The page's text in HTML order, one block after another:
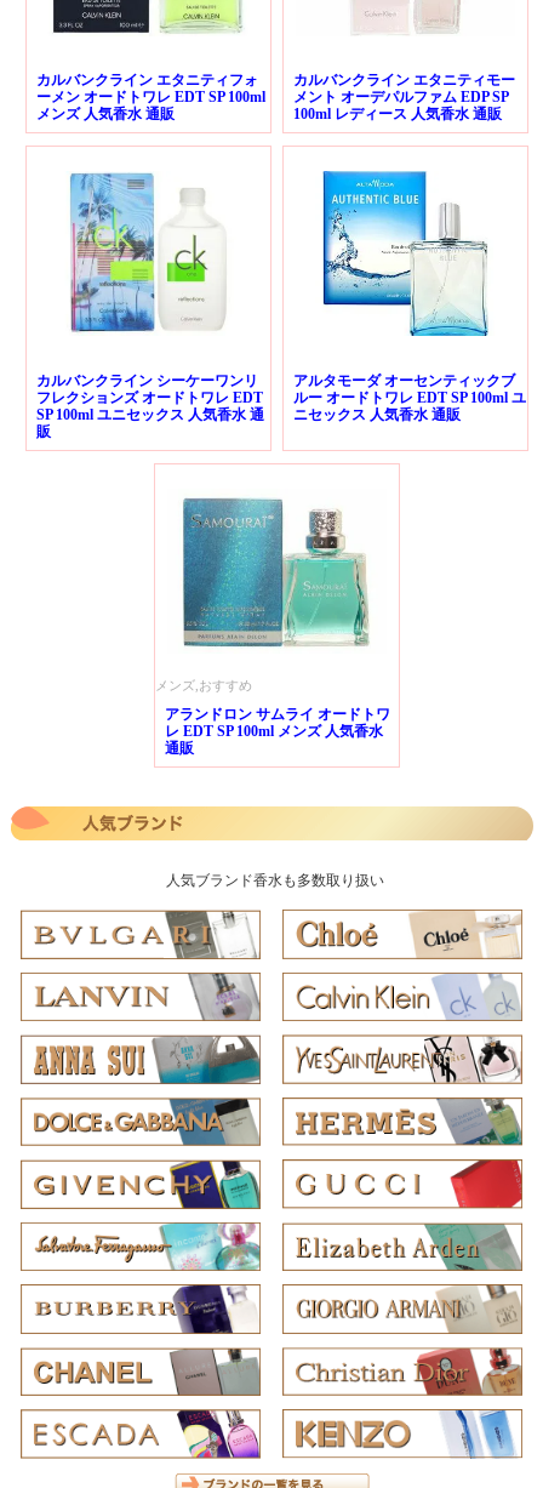
カルバンクライン エタニティフォ
ーメン オードトワレ EDT SP 100ml
メンズ 人気香水 通販
カルバンクライン エタニティモー
メント オーデパルファム EDP SP
100ml レディース 人気香水 通販
カルバンクライン シーケーワンリ
フレクションズ オードトワレ EDT
SP 100ml ユニセックス 人気香水 通
販
アルタモーダ オーセンティックブ
ルー オードトワレ EDT SP 100ml ユ
ニセックス 人気香水 通販
メンズ,おすすめ
アランドロン サムライ オードトワ
レ EDT SP 100ml メンズ 人気香水
通販
人気ブランド香水も多数取り扱い